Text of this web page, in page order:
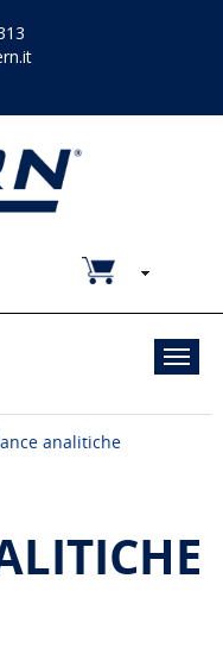
analitiche